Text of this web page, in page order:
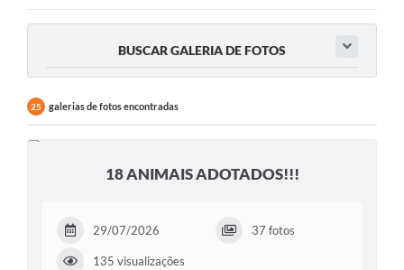
BUSCAR GALERIA DE FOTOS
25 galerias de fotos encontradas
18 ANIMAIS ADOTADOS!!!
29/07/2026 37 fotos
135 visualizações